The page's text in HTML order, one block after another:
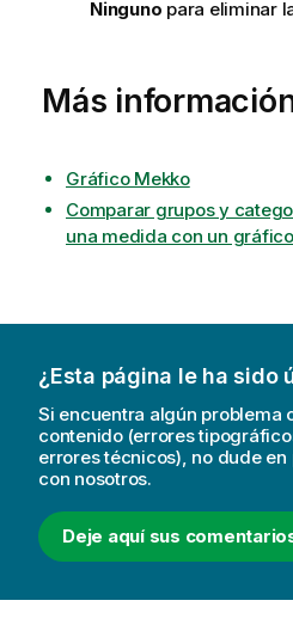
Ninguno para eliminar
Más
Gráfico Mekko
Comparar grupos y
una medida con un
¿Esta página le ha sido
Si encuentra algún problema
contenido (errores
errores técnicos), no dude
con nosotros.
Deje aquí sus